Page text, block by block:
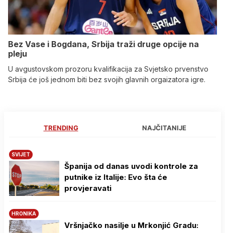
Bez Vase i Bogdana, Srbija traži druge opcije na
pleju
U avgustovskom prozoru kvalifikacija za Svjetsko prvenstvo
Srbija će još jednom biti bez svojih glavnih orgaizatora igre.
TRENDING NAJČITANIJE
SVIJET
Španija od danas uvodi kontrole za
putnike iz Italije: Evo šta će
provjeravati
HRONIKA
Vršnjačko nasilje u Mrkonjić Gradu: